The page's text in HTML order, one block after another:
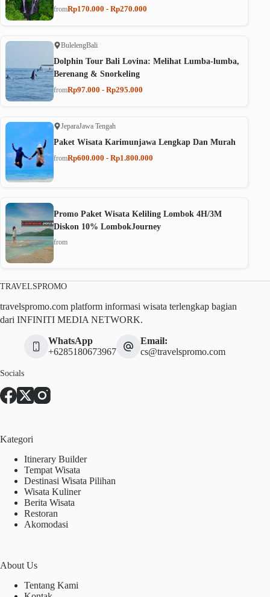
fromRp170.000 - Rp270.000
BulelengBali
Dolphin Tour Bali Lovina: Melihat Lumba-lumba,
Berenang & Snorkeling
fromRp97.000 - Rp295.000
JeparaJawa Tengah
Paket Wisata Karimunjawa Lengkap Dan Murah
fromRp600.000 - Rp1.800.000
Promo Paket Wisata Keliling Lombok 4H/3M
Diskon 10% LombokJourney
from
TRAVELSPROMO
travelspromo.com platform informasi wisata terlengkap bagian
dari INFINITI MEDIA NETWORK.
WhatsApp
+6285180673967
Email:
cs@travelspromo.com
Socials
Kategori
Itinerary Builder
Tempat Wisata
Destinasi Wisata Pilihan
Wisata Kuliner
Berita Wisata
Restoran
Akomodasi
About Us
Tentang Kami